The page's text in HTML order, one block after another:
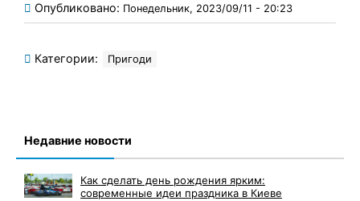
Опубликовано: Понедельник, 2023/09/11 - 20:23
Категории: Пригоди
Недавние новости
Как сделать день рождения ярким:
современные идеи праздника в Киеве